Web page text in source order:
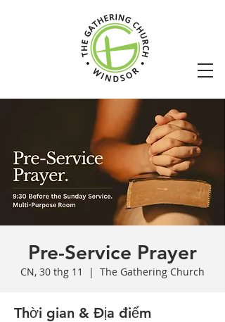
Pre-Service Prayer
CN, 30 thg 11
  |
The Gathering Church
Thời gian & Địa điểm